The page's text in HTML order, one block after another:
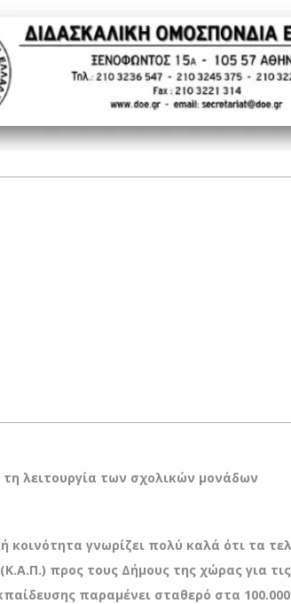
λειτουργία των σχολικών μονάδων
κοινότητα γνωρίζει πολύ καλά ότι τα
προς τους Δήμους της χώρας για
παραμένει σταθερό στα